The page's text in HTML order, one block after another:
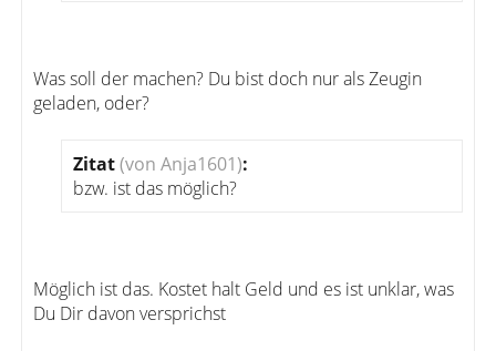
Was soll der machen? Du bist doch nur als Zeugin
geladen, oder?
Zitat(von Anja1601):
bzw. ist das möglich?
Möglich ist das. Kostet halt Geld und es ist unklar, was
Du Dir davon versprichst